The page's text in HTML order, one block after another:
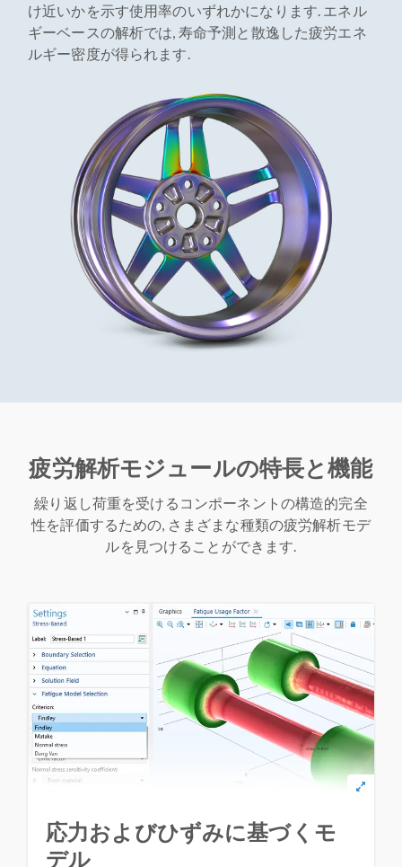
け近いかを示す使用率のいずれかになります. エネル
ギーベースの解析では, 寿命予測と散逸した疲労エネ
ルギー密度が得られます.
疲労解析モジュールの特長と機能
繰り返し荷重を受けるコンポーネントの構造的完全
性を評価するための, さまざまな種類の疲労解析モデ
ルを見つけることができます.
応力およびひずみに基づくモ
デル